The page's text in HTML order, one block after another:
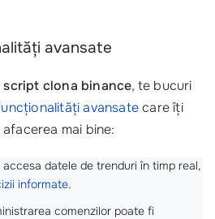
avansate
script clona binance, te bucuri
avansatecare îți
mai bine:
accesa datele de trenduri în timp real,
informate.
comenzilor poate fi